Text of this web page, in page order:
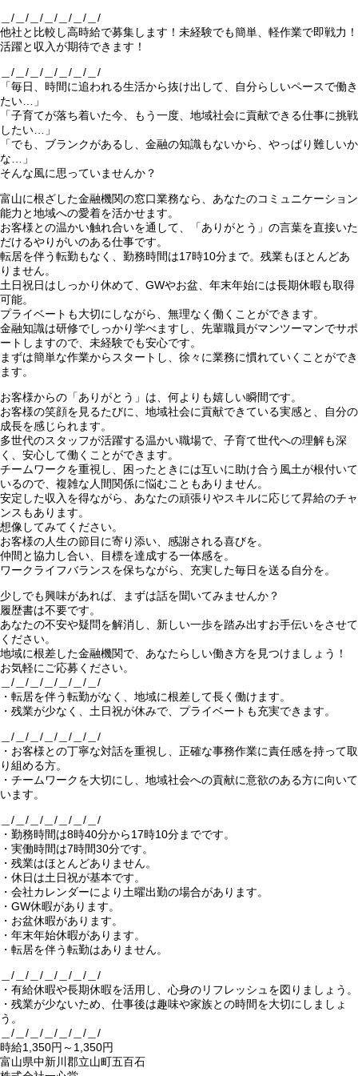
＿/＿/＿/＿/＿/＿/＿/
他社と比較し高時給で募集します！未経験でも簡単、軽作業で即戦力！
活躍と収入が期待できます！
＿/＿/＿/＿/＿/＿/＿/
「毎日、時間に追われる生活から抜け出して、自分らしいペースで働き
たい…」
「子育てが落ち着いた今、もう一度、地域社会に貢献できる仕事に挑戦
したい…」
「でも、ブランクがあるし、金融の知識もないから、やっぱり難しいか
な…」
そんな風に思っていませんか？
富山に根ざした金融機関の窓口業務なら、あなたのコミュニケーション
能力と地域への愛着を活かせます。
お客様との温かい触れ合いを通して、「ありがとう」の言葉を直接いた
だけるやりがいのある仕事です。
転居を伴う転勤もなく、勤務時間は17時10分まで。残業もほとんどあ
りません。
土日祝日はしっかり休めて、GWやお盆、年末年始には長期休暇も取得
可能。
プライベートも大切にしながら、無理なく働くことができます。
金融知識は研修でしっかり学べますし、先輩職員がマンツーマンでサポ
ートしますので、未経験でも安心です。
まずは簡単な作業からスタートし、徐々に業務に慣れていくことができ
ます。
お客様からの「ありがとう」は、何よりも嬉しい瞬間です。
お客様の笑顔を見るたびに、地域社会に貢献できている実感と、自分の
成長を感じられます。
多世代のスタッフが活躍する温かい職場で、子育て世代への理解も深
く、安心して働くことができます。
チームワークを重視し、困ったときには互いに助け合う風土が根付いて
いるので、複雑な人間関係に悩むこともありません。
安定した収入を得ながら、あなたの頑張りやスキルに応じて昇給のチャ
ンスもあります。
想像してみてください。
お客様の人生の節目に寄り添い、感謝される喜びを。
仲間と協力し合い、目標を達成する一体感を。
ワークライフバランスを保ちながら、充実した毎日を送る自分を。
少しでも興味があれば、まずは話を聞いてみませんか？
履歴書は不要です。
あなたの不安や疑問を解消し、新しい一歩を踏み出すお手伝いをさせて
ください。
地域に根差した金融機関で、あなたらしい働き方を見つけましょう！
お気軽にご応募ください。
＿/＿/＿/＿/＿/＿/＿/
・転居を伴う転勤がなく、地域に根差して長く働けます。
・残業が少なく、土日祝が休みで、プライベートも充実できます。
＿/＿/＿/＿/＿/＿/＿/
・お客様との丁寧な対話を重視し、正確な事務作業に責任感を持って取
り組める方。
・チームワークを大切にし、地域社会への貢献に意欲のある方に向いて
います。
＿/＿/＿/＿/＿/＿/＿/
・勤務時間は8時40分から17時10分までです。
・実働時間は7時間30分です。
・残業はほとんどありません。
・休日は土日祝が基本です。
・会社カレンダーにより土曜出勤の場合があります。
・GW休暇があります。
・お盆休暇があります。
・年末年始休暇があります。
・転居を伴う転勤はありません。
＿/＿/＿/＿/＿/＿/＿/
・有給休暇や長期休暇を活用し、心身のリフレッシュを図りましょう。
・残業が少ないため、仕事後は趣味や家族との時間を大切にしましょ
う。
＿/＿/＿/＿/＿/＿/＿/
時給1,350円～1,350円
富山県中新川郡立山町五百石